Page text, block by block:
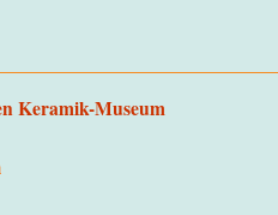
Keramik-Museum